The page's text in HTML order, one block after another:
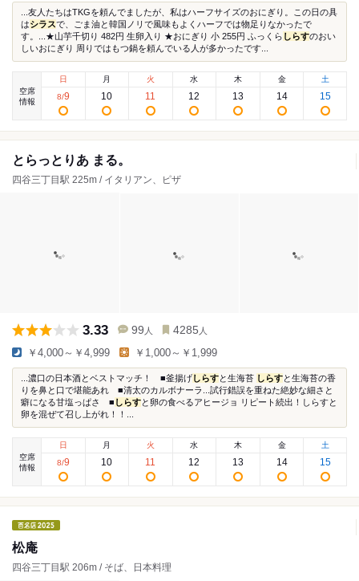
...友人たちはTKGを頼んでましたが、私はハーフサイズのおにぎり。この日の具
はシラスで、ごま油と韓国ノリで風味もよくハーフでは物足りなかったで
す。...★山芋千切り 482円 生卵入り ★おにぎり 小 255円 ふっくら しらすのおい
しいおにぎり 周りではもつ鍋を頼んでいる人が多かったです...
空席
情報
日
8/9
月
10
火
11
水
12
木
13
金
14
土
15
とらっとりあ まる。
四谷三丁目駅 225m / イタリアン、ピザ
3.33 99 人 4285 人
￥4,000～￥4,999 ￥1,000～￥1,999
...濃口の日本酒とベストマッチ！ ■釜揚げ しらすと生海苔 しらすと生海苔の香
りを鼻と口で堪能あれ ■清太のカルボナーラ...試行錯誤を重ねた絶妙な細さと
癖になる甘塩っぱさ ■ しらすと卵の食べるアヒージョ リピート続出！しらすと
卵を混ぜて召し上がれ！！...
空席
情報
日
8/9
月
10
火
11
水
12
木
13
金
14
土
15
松庵
四谷三丁目駅 206m / そば、日本料理